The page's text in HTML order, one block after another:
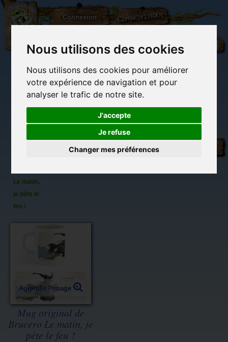
Nous utilisons des cookies
Nous utilisons des cookies pour améliorer
votre expérience de navigation et pour
analyser le trafic de notre site.
J'accepte
Je refuse
Changer mes préférences
L'Arbre
aux
100.000
Connexion Contactez-nous
(vide)
Librairie des
Carterie
originale
Activités
détente et jeux
Objets déco et
Le matin,
je pète le
feu !
Agrandir l'image
Mug original de
Brucero Le matin, je
pète le feu !